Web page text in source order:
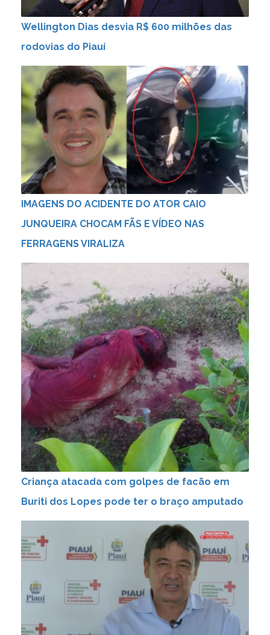
Wellington Dias desvia R$ 600 milhões das
rodovias do Piauí
IMAGENS DO ACIDENTE DO ATOR CAIO
JUNQUEIRA CHOCAM FÃS E VÍDEO NAS
FERRAGENS VIRALIZA
Criança atacada com golpes de facão em
Buriti dos Lopes pode ter o braço amputado